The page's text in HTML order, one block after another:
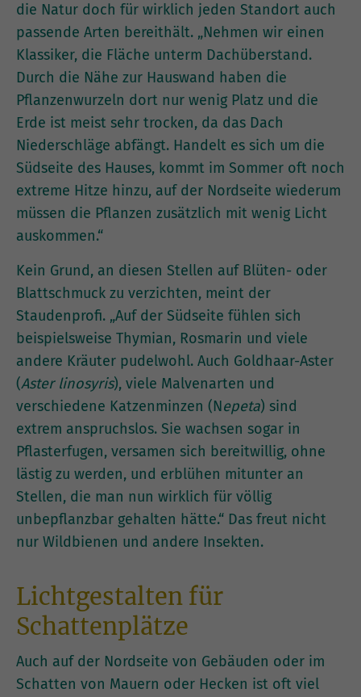
die Natur doch für wirklich jeden Standort auch
passende Arten bereithält. „Nehmen wir einen
Klassiker, die Fläche unterm Dachüberstand.
Durch die Nähe zur Hauswand haben die
Pflanzenwurzeln dort nur wenig Platz und die
Erde ist meist sehr trocken, da das Dach
Niederschläge abfängt. Handelt es sich um die
Südseite des Hauses, kommt im Sommer oft noch
extreme Hitze hinzu, auf der Nordseite wiederum
müssen die Pflanzen zusätzlich mit wenig Licht
auskommen.“
Kein Grund, an diesen Stellen auf Blüten- oder
Blattschmuck zu verzichten, meint der
Staudenprofi. „Auf der Südseite fühlen sich
beispielsweise Thymian, Rosmarin und viele
andere Kräuter pudelwohl. Auch Goldhaar-Aster
(Aster linosyris), viele Malvenarten und
verschiedene Katzenminzen (Nepeta) sind
extrem anspruchslos. Sie wachsen sogar in
Pflasterfugen, versamen sich bereitwillig, ohne
lästig zu werden, und erblühen mitunter an
Stellen, die man nun wirklich für völlig
unbepflanzbar gehalten hätte.“ Das freut nicht
nur Wildbienen und andere Insekten.
Lichtgestalten für
Schattenplätze
Auch auf der Nordseite von Gebäuden oder im
Schatten von Mauern oder Hecken ist oft viel